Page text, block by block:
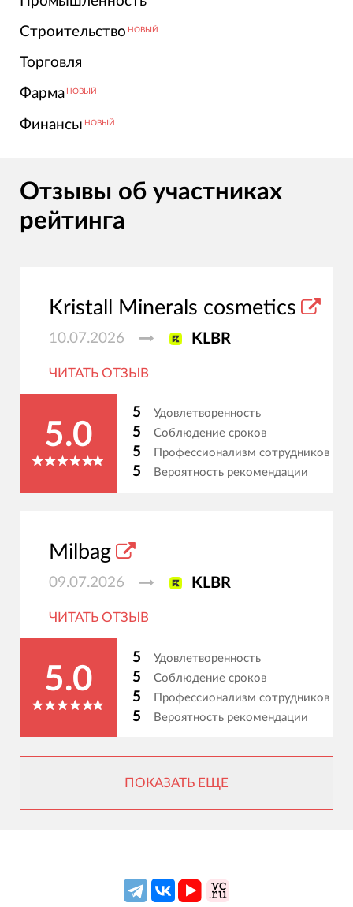
Строительство НОВЫЙ
Торговля
Фарма НОВЫЙ
Финансы НОВЫЙ
Отзывы об участниках
рейтинга
Kristall Minerals cosmetics
10.07.2026 KLBR
ЧИТАТЬ ОТЗЫВ
5.0
5 Удовлетворенность
5 Соблюдение сроков
5 Профессионализм сотрудников
5 Вероятность рекомендации
Milbag
09.07.2026 KLBR
ЧИТАТЬ ОТЗЫВ
5.0
5 Удовлетворенность
5 Соблюдение сроков
5 Профессионализм сотрудников
5 Вероятность рекомендации
ПОКАЗАТЬ ЕЩЕ